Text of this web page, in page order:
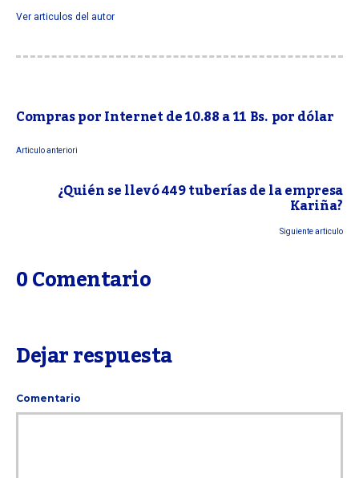
Ver articulos del autor
Compras por Internet de 10.88 a 11 Bs. por dólar
Articulo anteriori
¿Quién se llevó 449 tuberías de la empresa
Kariña?
Siguiente articulo
0 Comentario
Dejar respuesta
Comentario